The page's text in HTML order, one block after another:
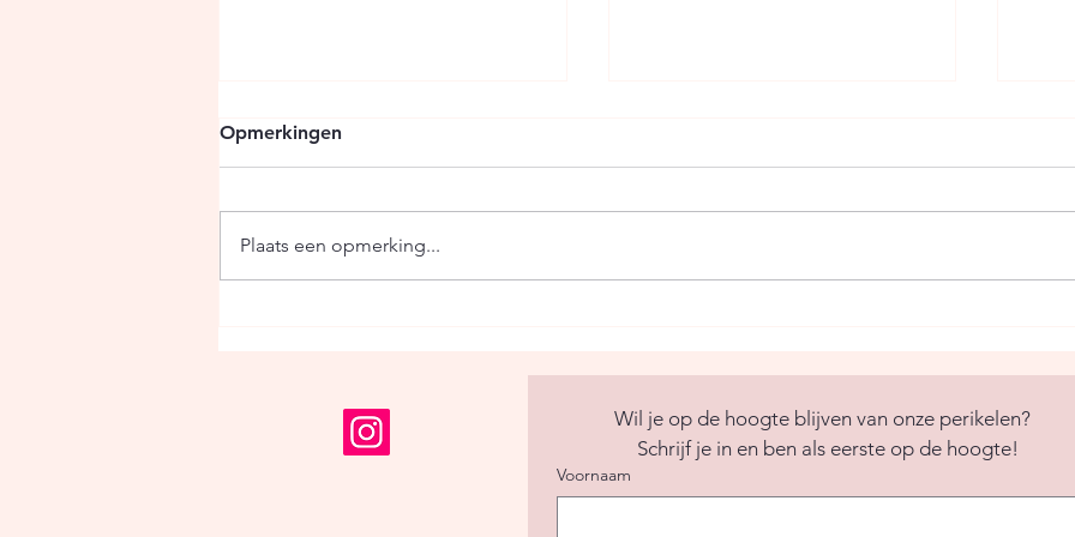
We stoppen ermee.
Opmerkingen
Plaats een opmerking...
Schrijf je in en ben als eerste op de hoogte!
Voornaam